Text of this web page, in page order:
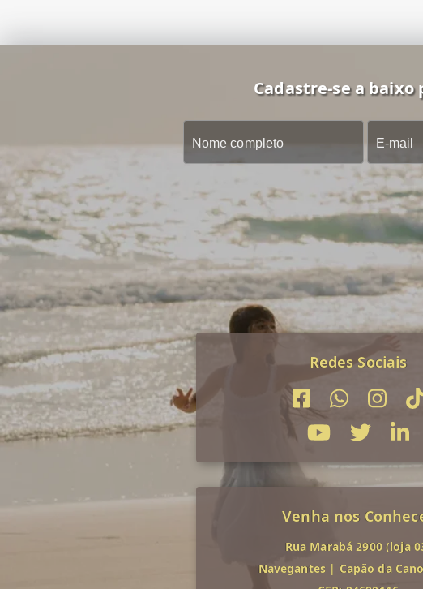
Cadastre-se a
Redes Sociais
Venha nos
Rua Marabá 2900 (loja
Navegantes | Capão da